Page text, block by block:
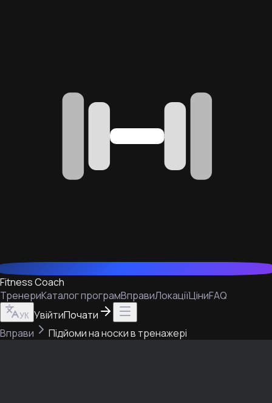
Fitness Coach
ТренериКаталог програмВправиЛокаціїЦіниFAQ
УК УвійтиПочати
Вправи
Підйоми на носки в тренажері